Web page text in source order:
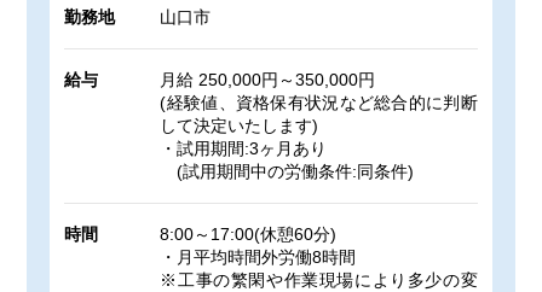
勤務地 山口市
給与
月給 250,000円～350,000円
(経験値、資格保有状況など総合的に判断
して決定いたします)
・試用期間:3ヶ月あり
(試用期間中の労働条件:同条件)
時間
8:00～17:00(休憩60分)
・月平均時間外労働8時間
※工事の繁閑や作業現場により多少の変